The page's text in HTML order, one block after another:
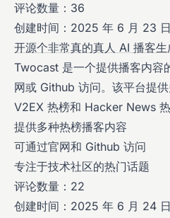
评论数量：36
创建时间：2025 年 6 月 23
开源个非常真的真人 AI 播客
Twocast 是一个提供播客内容
网或 Github 访问。该平台提
V2EX 热榜和 Hacker News 热
提供多种热榜播客内容
可通过官网和 Github 访问
专注于技术社区的热门话题
评论数量：22
创建时间：2025 年 6 月 24